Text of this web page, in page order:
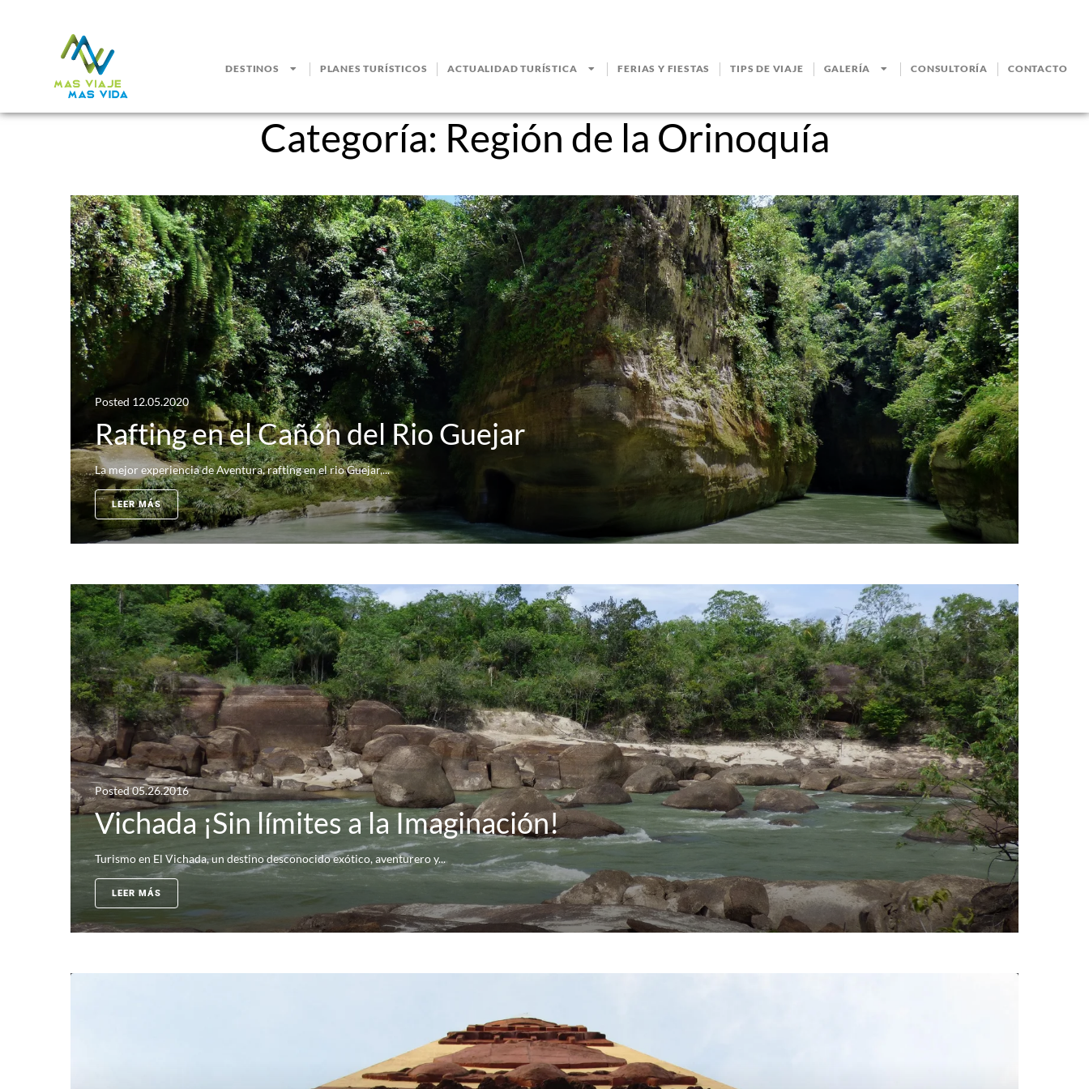
DESTINOS PLANES TURÍSTICOS ACTUALIDAD TURÍSTICA FERIAS Y FIESTAS TIPS DE VIAJE GALERÍA CONSULTORÍA CONTACTO
Categoría: Región de la Orinoquía
Posted 12.05.2020
Rafting en el Cañón del Rio Guejar
La mejor experiencia de Aventura, rafting en el rio Guejar,...
LEER MÁS
Posted05.26.2016
Vichada ¡Sin límites a la Imaginación!
Turismo en El Vichada, un destino desconocido exótico, aventurero y...
LEER MÁS